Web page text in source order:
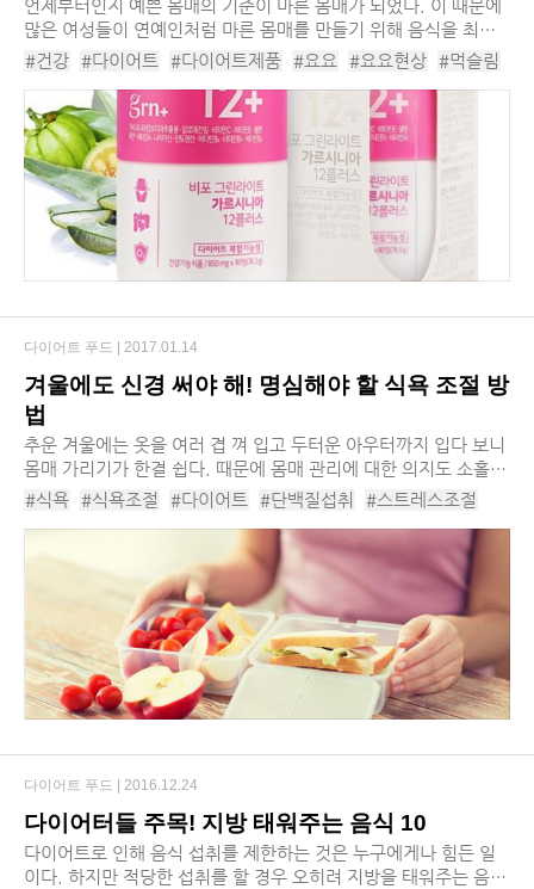
언제부터인지 예쁜 몸매의 기준이 마른 몸매가 되었다. 이 때문에
많은 여성들이 연예인처럼 마른 몸매를 만들기 위해 음식을 최소
한의 양만 섭취하거나 아무것도 먹지 않는 등 극단적인 다이어트
#건강 #다이어트 #다이어트제품 #요요 #요요현상 #먹슬림
#먹슬림다이어트
겨울에도 신경 써야 해! 명심해야 할 식욕 조절 방
법
추운 겨울에는 옷을 여러 겹 껴 입고 두터운 아우터까지 입다 보니
몸매 가리기가 한결 쉽다. 때문에 몸매 관리에 대한 의지도 소홀해
지는 마의 계절. 일단 겨울이 시작되고 보니 추운 날씨 탓에 단 것
#식욕 #식욕조절 #다이어트 #단백질섭취
#스트레스조절
#수면
다이어트 푸드 | 2017.01.14
다이어터들 주목! 지방 태워주는 음식 10
다이어트로 인해 음식 섭취를 제한하는 것은 누구에게나 힘든 일
이다. 하지만 적당한 섭취를 할 경우 오히려 지방을 태워주는 음식
다이어트 푸드 | 2016.12.24